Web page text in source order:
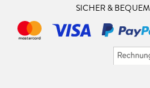
SICHER &